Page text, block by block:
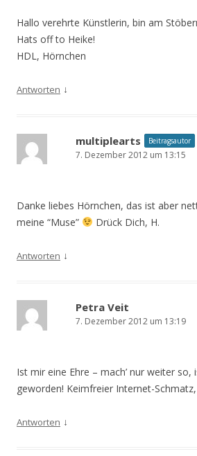
Hallo verehrte Künstlerin, bin am
Hats off to Heike!
HDL, Hörnchen
Antworten ↓
multiplearts Beitragsautor
7. Dezember 2012 um 13:15
Danke liebes Hörnchen, das ist aber
meine “Muse”
Drück Dich, H.
Antworten ↓
Petra Veit
7. Dezember 2012 um 13:19
Ist mir eine Ehre – mach’ nur weiter so,
geworden! Keimfreier Internet-
Antworten ↓